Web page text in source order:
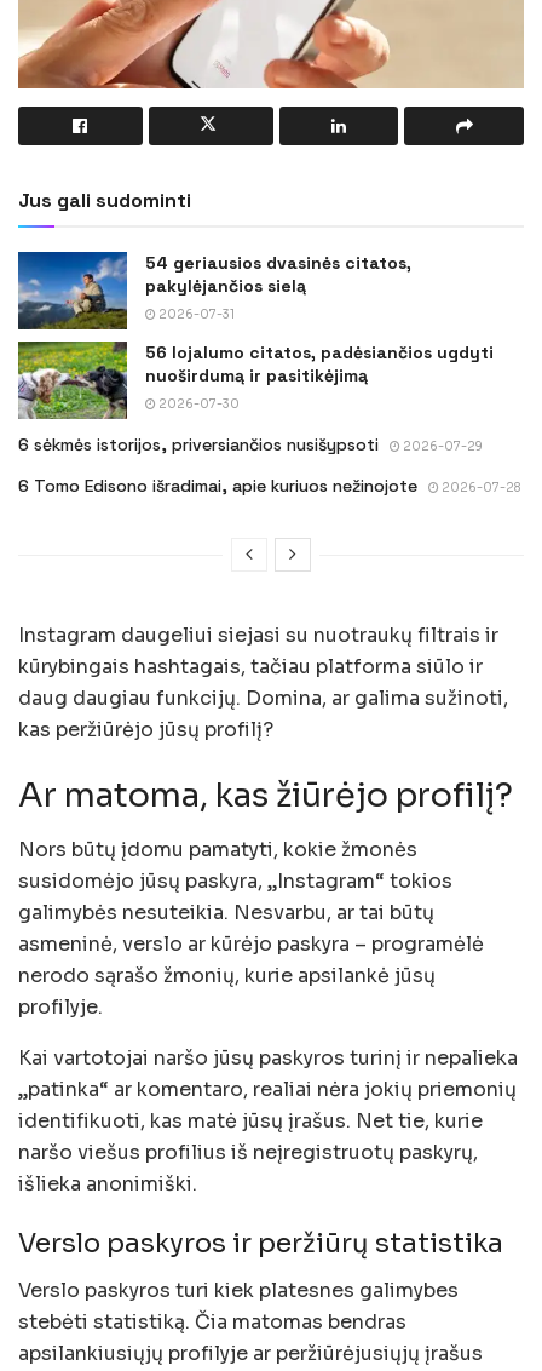
Jus gali sudominti
54 geriausios dvasinės citatos,
pakylėjančios sielą
2026-07-31
56 lojalumo citatos, padėsiančios ugdyti
nuoširdumą ir pasitikėjimą
2026-07-30
6 sėkmės istorijos, priversiančios nusišypsoti 2026-07-29
6 Tomo Edisono išradimai, apie kuriuos nežinojote 2026-07-28
Instagram daugeliui siejasi su nuotraukų filtrais ir
kūrybingais hashtagais, tačiau platforma siūlo ir
daug daugiau funkcijų. Domina, ar galima sužinoti,
kas peržiūrėjo jūsų profilį?
Ar matoma, kas žiūrėjo profilį?
Nors būtų įdomu pamatyti, kokie žmonės
susidomėjo jūsų paskyra, „Instagram“ tokios
galimybės nesuteikia. Nesvarbu, ar tai būtų
asmeninė, verslo ar kūrėjo paskyra – programėlė
nerodo sąrašo žmonių, kurie apsilankė jūsų
profilyje.
Kai vartotojai naršo jūsų paskyros turinį ir nepalieka
„patinka“ ar komentaro, realiai nėra jokių priemonių
identifikuoti, kas matė jūsų įrašus. Net tie, kurie
naršo viešus profilius iš neįregistruotų paskyrų,
išlieka anonimiški.
Verslo paskyros ir peržiūrų statistika
Verslo paskyros turi kiek platesnes galimybes
stebėti statistiką. Čia matomas bendras
apsilankiusiųjų profilyje ar peržiūrėjusiųjų įrašus